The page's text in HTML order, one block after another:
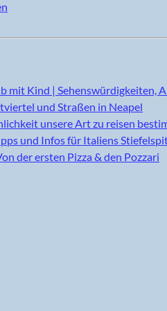
mit Kind | Sehenswürdigkeiten,
und Straßen in Neapel
unsere Art zu reisen
und Infos für Italiens
der ersten Pizza & den Pozzari